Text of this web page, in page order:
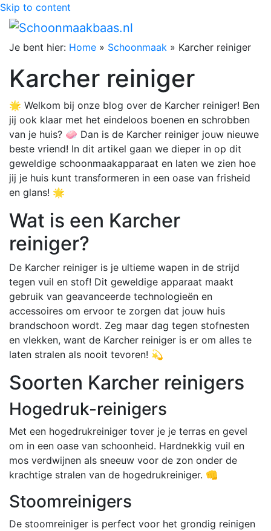
Skip to content
Je bent hier: Home » Schoonmaak » Karcher reiniger
Karcher reiniger
🌟 Welkom bij onze blog over de Karcher reiniger! Ben
jij ook klaar met het eindeloos boenen en schrobben
van je huis? 🧼 Dan is de Karcher reiniger jouw nieuwe
beste vriend! In dit artikel gaan we dieper in op dit
geweldige schoonmaakapparaat en laten we zien hoe
jij je huis kunt transformeren in een oase van frisheid
en glans! 🌟
Wat is een Karcher
reiniger?
De Karcher reiniger is je ultieme wapen in de strijd
tegen vuil en stof! Dit geweldige apparaat maakt
gebruik van geavanceerde technologieën en
accessoires om ervoor te zorgen dat jouw huis
brandschoon wordt. Zeg maar dag tegen stofnesten
en vlekken, want de Karcher reiniger is er om alles te
laten stralen als nooit tevoren! 💫
Soorten Karcher reinigers
Hogedruk-reinigers
Met een hogedrukreiniger tover je je terras en gevel
om in een oase van schoonheid. Hardnekkig vuil en
mos verdwijnen als sneeuw voor de zon onder de
krachtige stralen van de hogedrukreiniger. 👊
Stoomreinigers
De stoomreiniger is perfect voor het grondig reinigen